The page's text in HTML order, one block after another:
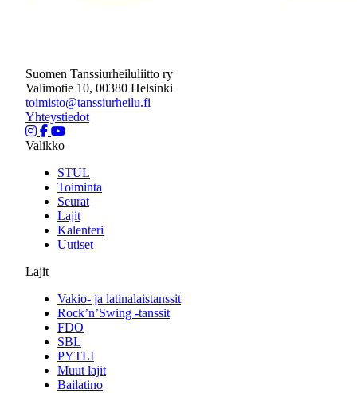
Suomen Tanssiurheiluliitto ry
Valimotie 10, 00380 Helsinki
toimisto@tanssiurheilu.fi
Yhteystiedot
Valikko
STUL
Toiminta
Seurat
Lajit
Kalenteri
Uutiset
Lajit
Vakio- ja latinalaistanssit
Rock’n’Swing -tanssit
FDO
SBL
PYTLI
Muut lajit
Bailatino